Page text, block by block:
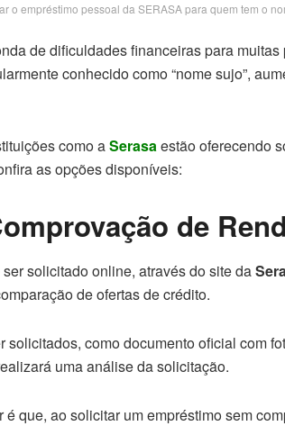
o empréstimo pessoal da SERASA para quem tem o
de dificuldades financeiras para
conhecido como “nome sujo”,
como aSerasaestão oferecendo
as opções disponíveis:
de
solicitado online, através do site da
de ofertas de crédito.
como documento oficial com
uma análise da solicitação.
que, ao solicitar um empréstimo sem